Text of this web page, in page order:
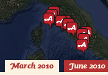
March 2010 June 2010